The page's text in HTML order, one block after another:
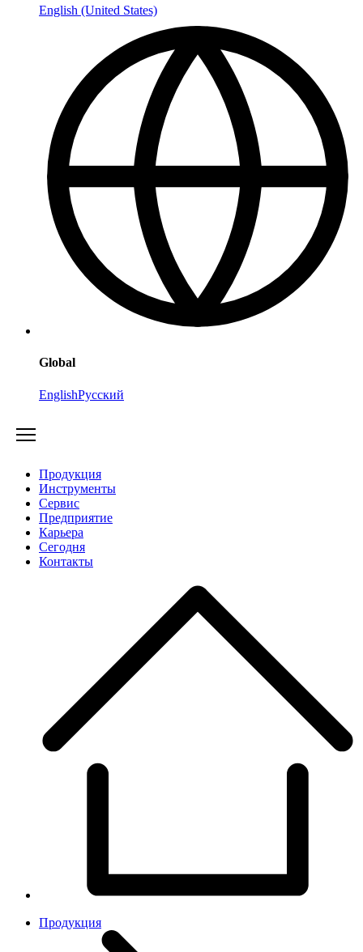
English (United States)
Global
EnglishРусский
Продукция
Инструменты
Сервис
Предприятие
Карьера
Cегодня
Контакты
Продукция